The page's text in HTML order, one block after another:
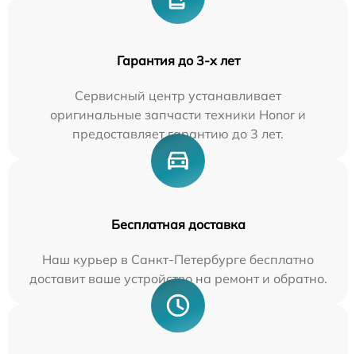
Гарантия до 3-х лет
Сервисный центр устанавливает
оригинальные запчасти техники Honor и
предоставляет гарантию до 3 лет.
Бесплатная доставка
Наш курьер в Санкт-Петербурге бесплатно
доставит ваше устройство на ремонт и обратно.